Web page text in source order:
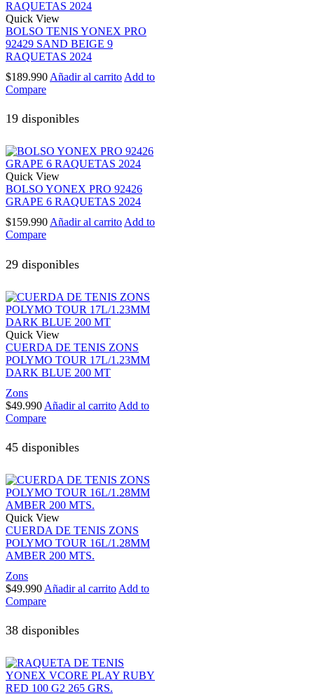
Quick View
BOLSO TENIS YONEX PRO
92429 SAND BEIGE 9
RAQUETAS 2024
$189.990 Añadir al carrito Add to
Compare
19 disponibles
Quick View
BOLSO YONEX PRO 92426
GRAPE 6 RAQUETAS 2024
$159.990Añadir al carritoAdd to
Compare
29 disponibles
Quick View
CUERDA DE TENIS ZONS
POLYMO TOUR 17L/1.23MM
DARK BLUE 200 MT
Zons
$49.990 Añadir al carrito Add to
Compare
45 disponibles
Quick View
CUERDA DE TENIS ZONS
POLYMO TOUR 16L/1.28MM
AMBER 200 MTS.
Zons
$49.990 Añadir al carrito Add to
Compare
38 disponibles